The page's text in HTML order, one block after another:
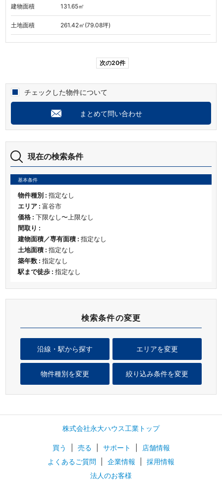
検索条件の変更
エリアを変更
沿線・駅から探す
物件種別を変更 絞り込み条件を変更
現在の検索条件
基本条件
物件種別 : 指定なし
エリア : 富谷市
価格 : 下限なし〜上限なし
間取り :
建物面積／専有面積 : 指定なし
土地面積 : 指定なし
築年数 : 指定なし
駅まで徒歩 : 指定なし
建物面積 131.65㎡
土地面積 261.42㎡(79.08坪)
次の20件
チェックした物件について
まとめて問い合わせ
株式会社永大ハウス工業トップ
買う 売る サポート
店舗情報
よくあるご質問
企業情報
採用情報
法人のお客様